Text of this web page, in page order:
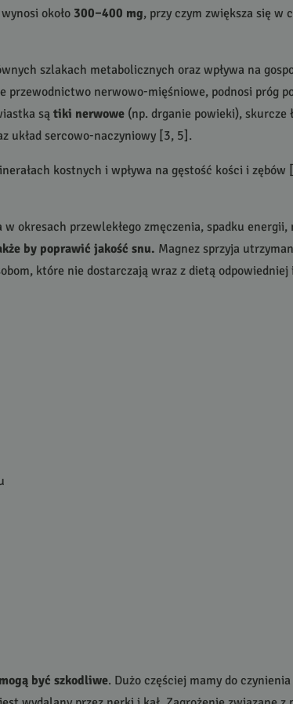
około 300–400 mg, przy czym zwiększa się w
szlakach metabolicznych oraz wpływa na
przewodnictwo nerwowo-mięśniowe, podnosi próg
są tiki nerwowe (np. drganie powieki),
układ sercowo-naczyniowy [3, 5].
kostnych i wpływa na gęstość kości i
okresach przewlekłego zmęczenia, spadku
by poprawić jakość snu. Magnez sprzyja
które nie dostarczają wraz z dietą
być szkodliwe. Dużo częściej mamy do